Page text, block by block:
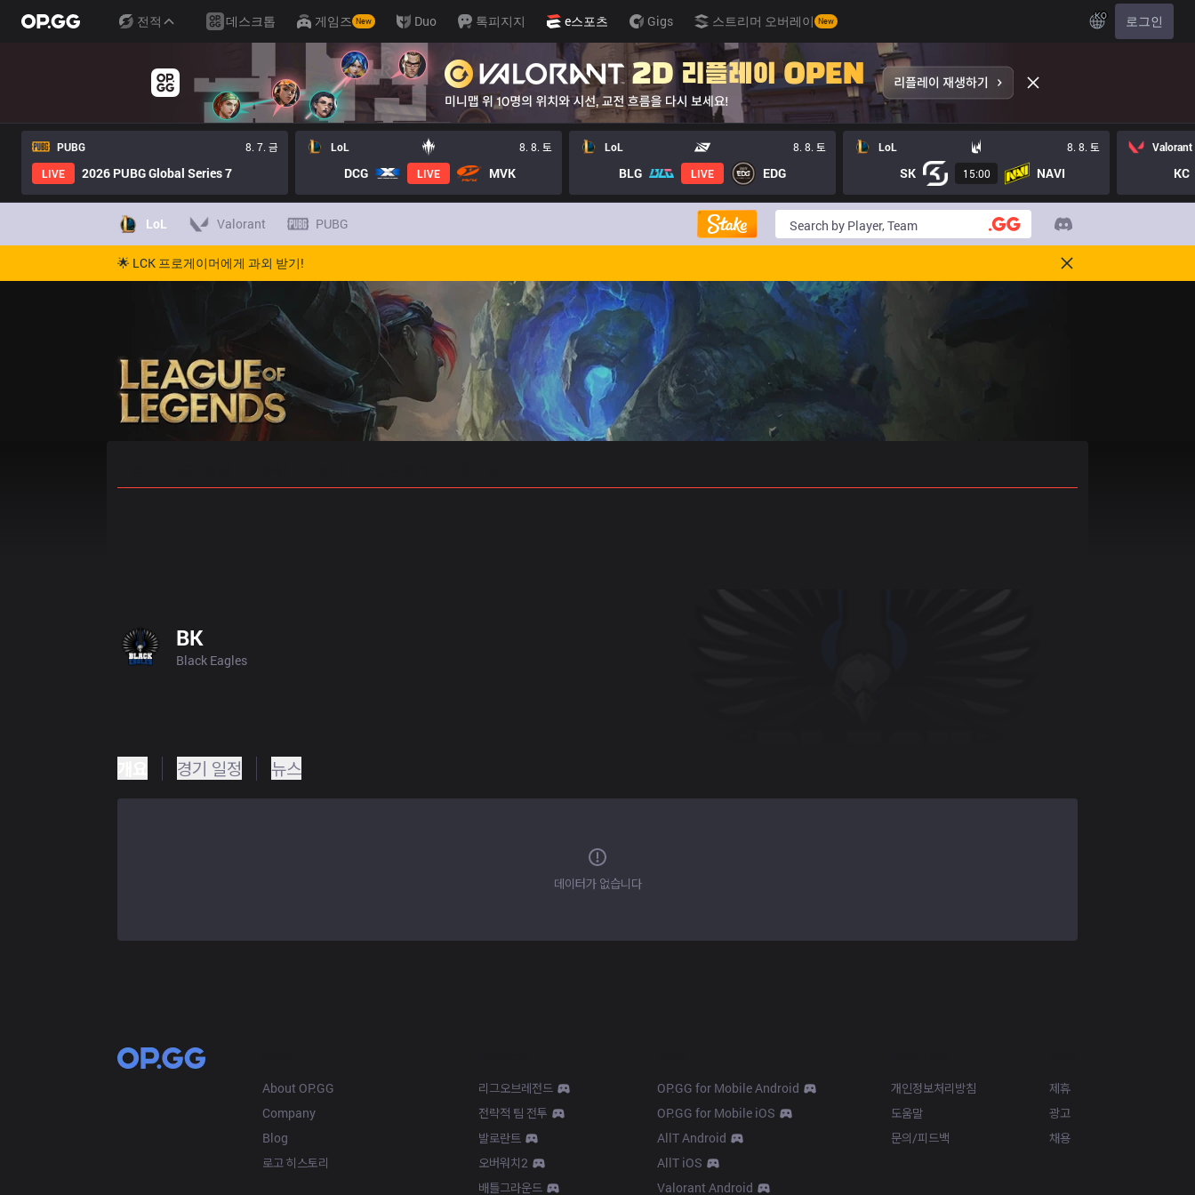
전적 데스크톱 게임즈 New Duo 톡피지지 e스포츠 Gigs 스트리머 오버레이 New KO 로그인
PUBG
8. 7. 금
LIVE
2026 PUBG Global Series 7
LoL 8. 8. 토
DCG LIVE MVK
LoL 8. 8. 토
BLG LIVE EDG
LoL 8. 8. 토
SK 15:00 NAVI
Valorant
KC
LoL Valorant PUBG
🌟 LCK 프로게이머에게 과외 받기!
BK
Black Eagles
경기 일정 뉴스
데이터가 없습니다
About OP.GG
Company
Blog
로고 히스토리
리그오브레전드
전략적 팀 전투
발로란트
오버워치2
배틀그라운드
OP.GG for Mobile Android
OP.GG for Mobile iOS
AllT Android
AllT iOS
Valorant Android
개인정보처리방침
도움말
문의/피드백
제휴
광고
채용